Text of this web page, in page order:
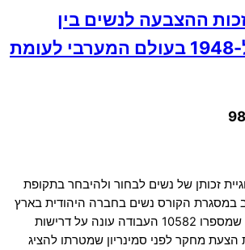
ההצבעה לנשים בין
השנים 1882 ל-1948 בעולם המערבי לעומת
זכותן של נשים לבחור ולהיבחר בתקופת
במסגרת הקורס נשים בחברה היהודית בארץ
ישראל (1882 – 1948) שמספרו 10582 העבודה עונה על דרישות
מחקר לפני סמינריון שמטרתו להציג